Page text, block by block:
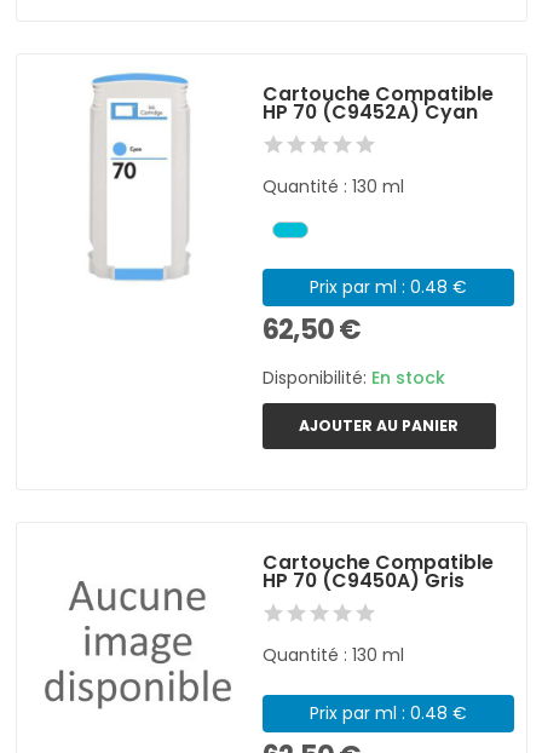
Cartouche Compatible
HP 70 (C9452A) Cyan
Quantité : 130 ml
Prix par ml : 0.48 €
62,50 €
Disponibilité: En stock
AJOUTER AU PANIER
Cartouche Compatible
HP 70 (C9450A) Gris
Quantité : 130 ml
Prix par ml : 0.48 €